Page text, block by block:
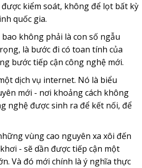
kiểm soát, không để lọt bất kỳ
quốc gia.
không phải là con số ngẫu
là bước đi có toan tính của
bước tiếp cận công nghệ mới.
dịch vụ internet. Nó là biểu
mới - nơi khoảng cách không
nghệ được sinh ra để kết nối, để
vùng cao nguyên xa xôi đến
- sẽ dần được tiếp cận một
Và đó mới chính là ý nghĩa thực